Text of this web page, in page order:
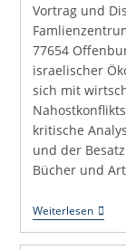
Vortrag und
77654
israelischer
sich mit
kritische
und der
Bücher und
WeiterlesenDie